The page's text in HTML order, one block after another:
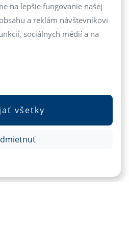
949 702 800
na lepšie fungovanie našej
a reklám návštevníkovi
sociálnych médií a na
všetky